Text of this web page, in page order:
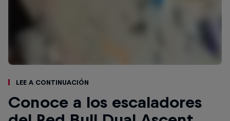
Lee a continuación
Conoce a los escaladores